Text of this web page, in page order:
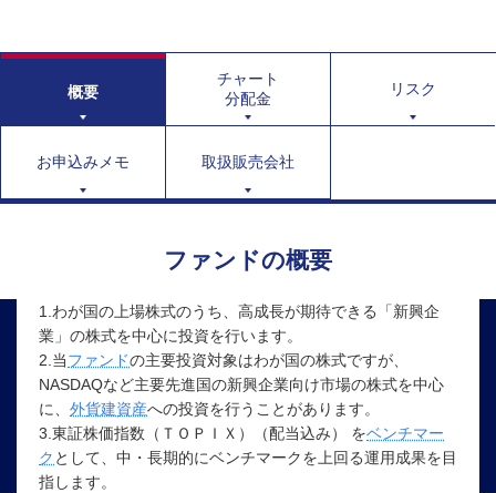
概要
チャート
分配金
リスク
お申込みメモ 取扱販売会社
ファンドの概要
1.わが国の上場株式のうち、高成長が期待できる「新興企
業」の株式を中心に投資を行います。
2.当ファンドの主要投資対象はわが国の株式ですが、
NASDAQなど主要先進国の新興企業向け市場の株式を中心
に、 外貨建資産への投資を行うことがあります。
3.東証株価指数（ＴＯＰＩＸ）（配当込み） をベンチマー
ク として、中・長期的にベンチマークを上回る運用成果を目
指します。